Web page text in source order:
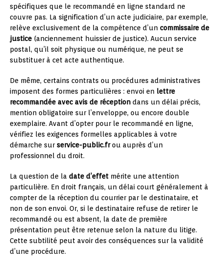
spécifiques que le recommandé en ligne standard ne
couvre pas. La signification d’un acte judiciaire, par exemple,
relève exclusivement de la compétence d’un commissaire de
justice (anciennement huissier de justice). Aucun service
postal, qu’il soit physique ou numérique, ne peut se
substituer à cet acte authentique.
De même, certains contrats ou procédures administratives
imposent des formes particulières : envoi en lettre
recommandée avec avis de réception dans un délai précis,
mention obligatoire sur l’enveloppe, ou encore double
exemplaire. Avant d’opter pour le recommandé en ligne,
vérifiez les exigences formelles applicables à votre
démarche surservice-public.frou auprès d’un
professionnel du droit.
La question de la date d’effet mérite une attention
particulière. En droit français, un délai court généralement à
compter de la réception du courrier par le destinataire, et
non de son envoi. Or, si le destinataire refuse de retirer le
recommandé ou est absent, la date de première
présentation peut être retenue selon la nature du litige.
Cette subtilité peut avoir des conséquences sur la validité
d’une procédure.